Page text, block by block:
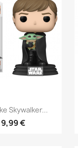
Skywalker...
9,99 €
rapide